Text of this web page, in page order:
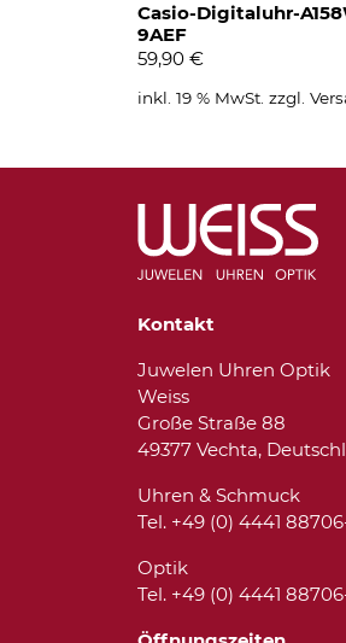
Casio-Digitaluhr-
9AEF
59,90 €
inkl. 19 % MwSt. zzgl.
Kontakt
Juwelen Uhren Optik
Weiss
Große Straße 88
49377 Vechta,
Uhren & Schmuck
Tel. +49 (0) 4441
Optik
Tel. +49 (0) 4441